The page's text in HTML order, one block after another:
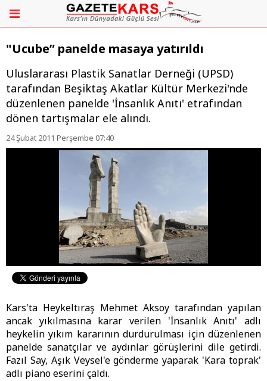
"Ucube” panelde masaya yatırıldı
Uluslararası Plastik Sanatlar Derneği (UPSD)
tarafından Beşiktaş Akatlar Kültür Merkezi'nde
düzenlenen panelde 'İnsanlık Anıtı' etrafından
dönen tartışmalar ele alındı.
24 Şubat 2011 Perşembe 07:40
Kars'ta Heykeltıraş Mehmet Aksoy tarafından yapılan
ancak yıkılmasına karar verilen 'İnsanlık Anıtı' adlı
heykelin yıkım kararının durdurulması için düzenlenen
panelde sanatçılar ve aydınlar görüşlerini dile getirdi.
Fazıl Say, Aşık Veysel'e gönderme yaparak 'Kara toprak'
adlı piano eserini çaldı.